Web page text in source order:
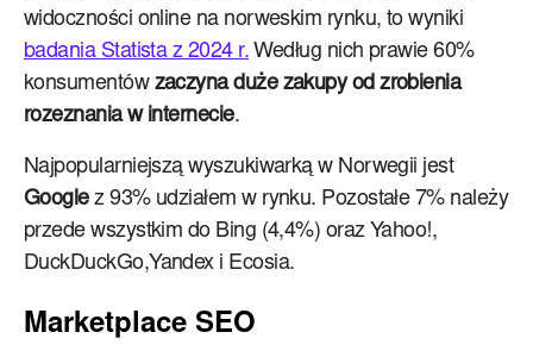
widoczności online na norweskim rynku, to wyniki
badania Statista z 2024 r.Według nich prawie 60%
konsumentów zaczyna duże zakupy od zrobienia
rozeznania w internecie.
Najpopularniejszą wyszukiwarką w Norwegii jest
Googlez 93% udziałem w rynku. Pozostałe 7% należy
przede wszystkim do Bing (4,4%) oraz Yahoo!,
DuckDuckGo,Yandex i Ecosia.
Marketplace SEO